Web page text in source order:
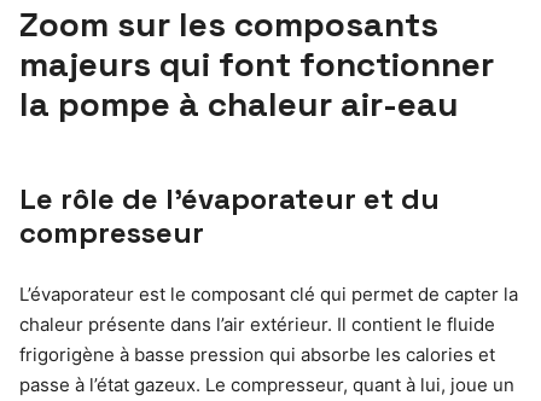
Zoom sur les composants
majeurs qui font fonctionner
la pompe à chaleur air-eau
Le rôle de l’évaporateur et du
compresseur
L’évaporateur est le composant clé qui permet de capter la
chaleur présente dans l’air extérieur. Il contient le fluide
frigorigène à basse pression qui absorbe les calories et
passe à l’état gazeux. Le compresseur, quant à lui, joue un